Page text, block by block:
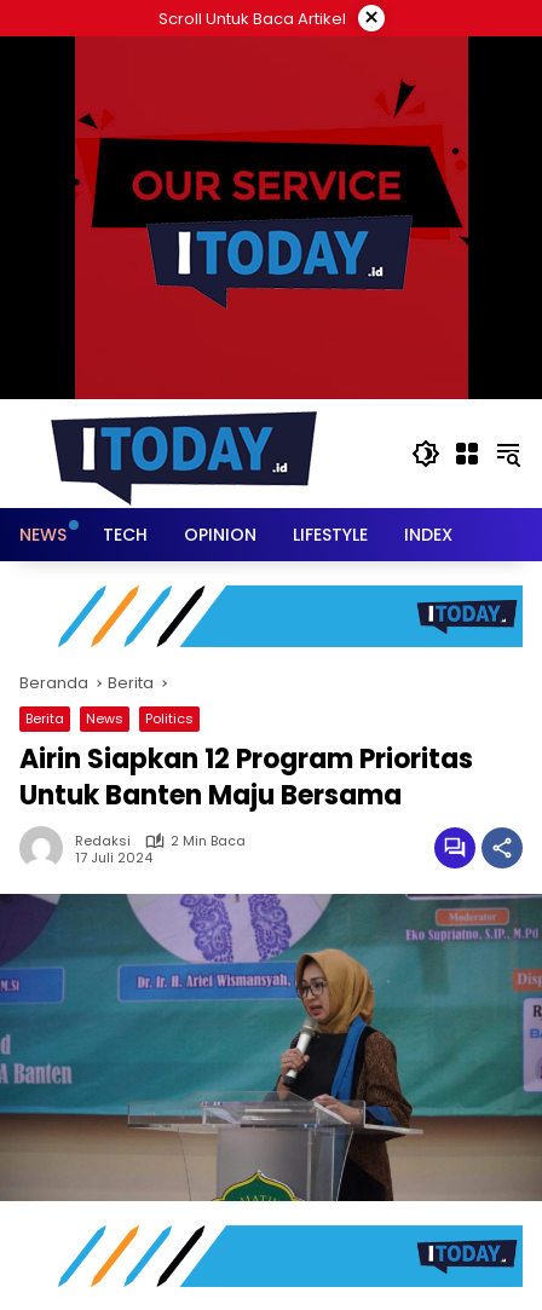
ke
Scroll Untuk Baca Artikel ×
NEWS TECH OPINION LIFESTYLE INDEX
Beranda Berita
Berita News Politics
Airin Siapkan 12 Program Prioritas
Untuk Banten Maju Bersama
Redaksi
2 Min Baca
17 Juli 2024